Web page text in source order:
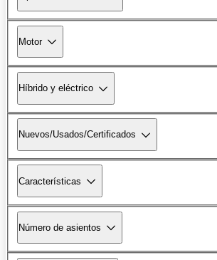
Motor
Híbrido y eléctrico
Nuevos/Usados/Certificados
Características
Número de asientos